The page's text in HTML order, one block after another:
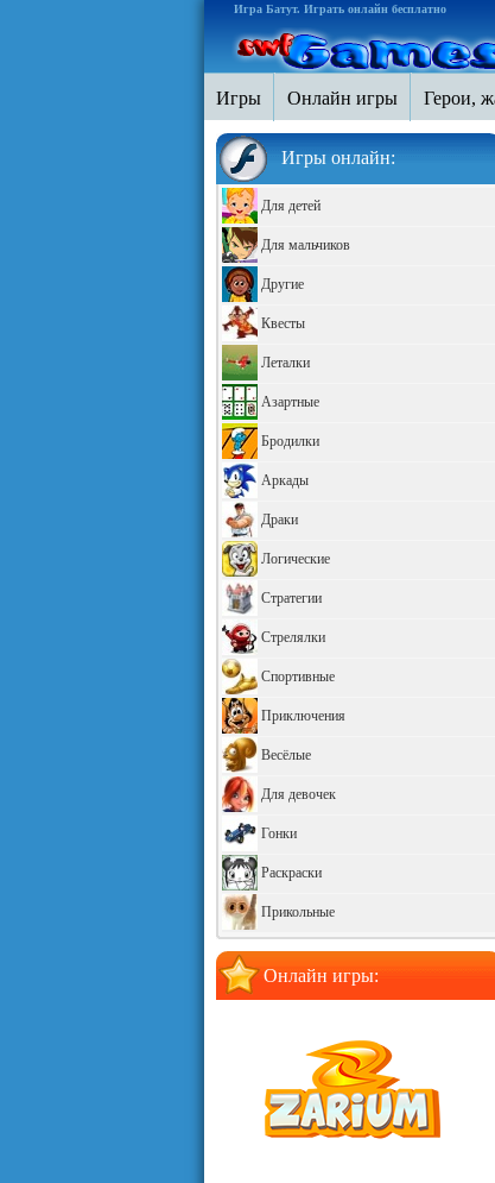
Игра Батут. Играть онлайн бесплатно
Игры Онлайн игры Герои,
Игры онлайн:
Для детей
Для мальчиков
Другие
Квесты
Леталки
Азартные
Бродилки
Аркады
Драки
Логические
Стратегии
Стрелялки
Спортивные
Приключения
Весёлые
Для девочек
Гонки
Раскраски
Прикольные
Онлайн игры: